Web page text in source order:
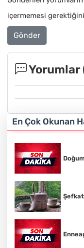
içermemesi gerektiğini
Gönder
Yorumlar
En Çok Okunan
Şefkat